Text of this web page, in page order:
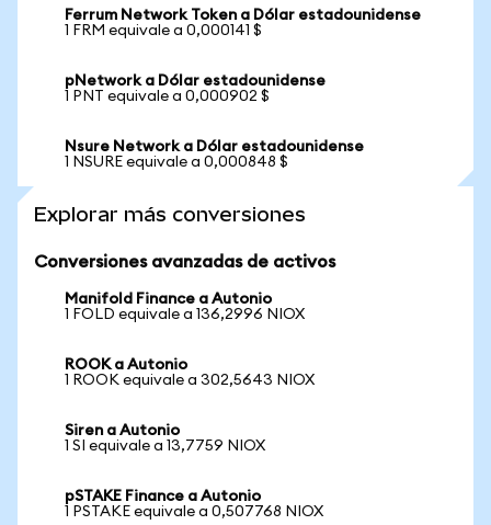
Ferrum Network Token a Dólar estadounidense
1 FRM equivale a 0,000141 $
pNetwork a Dólar estadounidense
1 PNT equivale a 0,000902 $
Nsure Network a Dólar estadounidense
1 NSURE equivale a 0,000848 $
Explorar más conversiones
Conversiones avanzadas de activos
Manifold Finance a Autonio
1 FOLD equivale a 136,2996 NIOX
ROOK a Autonio
1 ROOK equivale a 302,5643 NIOX
Siren a Autonio
1 SI equivale a 13,7759 NIOX
pSTAKE Finance a Autonio
1 PSTAKE equivale a 0,507768 NIOX